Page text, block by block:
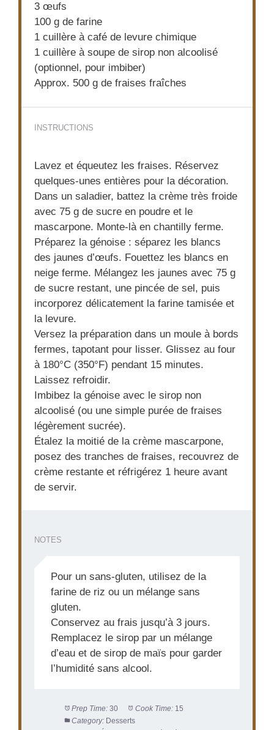
3 œufs
100 g de farine
1 cuillère à café de levure chimique
1 cuillère à soupe de sirop non alcoolisé
(optionnel, pour imbiber)
Approx. 500 g de fraises fraîches
INSTRUCTIONS
Lavez et équeutez les fraises. Réservez
quelques-unes entières pour la décoration.
Dans un saladier, battez la crème très froide
avec 75 g de sucre en poudre et le
mascarpone. Monte-là en chantilly ferme.
Préparez la génoise : séparez les blancs
des jaunes d’œufs. Fouettez les blancs en
neige ferme. Mélangez les jaunes avec 75 g
de sucre restant, une pincée de sel, puis
incorporez délicatement la farine tamisée et
la levure.
Versez la préparation dans un moule à bords
fermes, tapotant pour lisser. Glissez au four
à 180°C (350°F) pendant 15 minutes.
Laissez refroidir.
Imbibez la génoise avec le sirop non
alcoolisé (ou une simple purée de fraises
légèrement sucrée).
Étalez la moitié de la crème mascarpone,
posez des tranches de fraises, recouvrez de
crème restante et réfrigérez 1 heure avant
de servir.
NOTES
Pour un sans-gluten, utilisez de la
farine de riz ou un mélange sans
gluten.
Conservez au frais jusqu’à 3 jours.
Remplacez le sirop par un mélange
d’eau et de sirop de maïs pour garder
l’humidité sans alcool.
Prep Time: 30 Cook Time: 15
Category: Desserts